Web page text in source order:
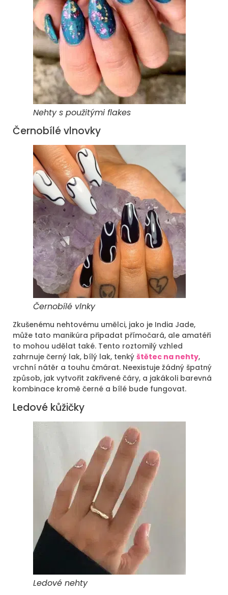
Nehty s použitými flakes
Černobílé vlnovky
Černobílé vlnky
Zkušenému nehtovému umělci, jako je India Jade,
může tato manikúra připadat přímočará, ale amatéři
to mohou udělat také. Tento roztomilý vzhled
zahrnuje černý lak, bílý lak, tenký štětec na nehty,
vrchní nátěr a touhu čmárat. Neexistuje žádný špatný
způsob, jak vytvořit zakřivené čáry, a jakákoli barevná
kombinace kromě černé a bílé bude fungovat.
Ledové kůžičky
Ledové nehty